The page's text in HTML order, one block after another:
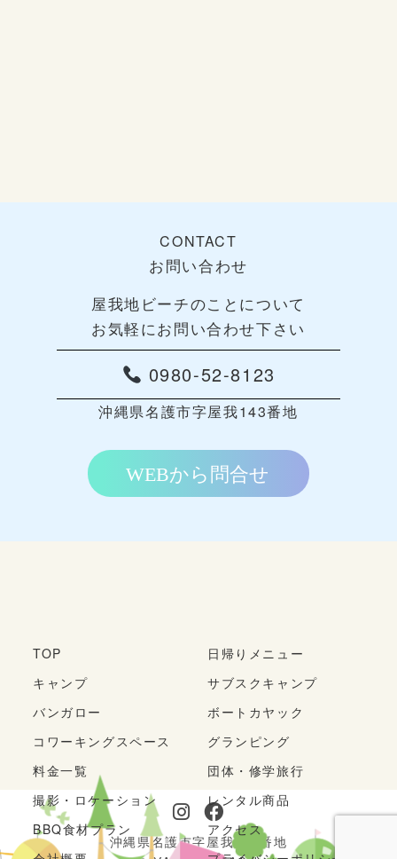
CONTACT
お問い合わせ
屋我地ビーチのことについて
お気軽にお問い合わせ下さい
0980-52-8123
沖縄県名護市字屋我143番地
TOP
日帰りメニュー
キャンプ
サブスクキャンプ
バンガロー
ボートカヤック
コワーキングスペース
グランピング
料金一覧
団体・修学旅行
撮影・ロケーション
レンタル商品
BBQ食材プラン
アクセス
沖縄県名護市字屋我143番地